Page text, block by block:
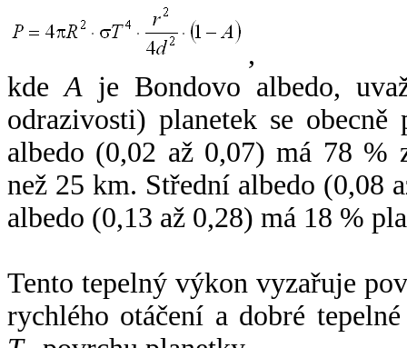
,
kdeA je Bondovo albedo,
odrazivosti) planetek se
albedo (0,02 až 0,07) má 78 %
než 25 km. Střední albedo (0,08
albedo (0,13 až 0,28) má 18 %
Tento tepelný výkon vyzařuje
rychlého otáčení a dobré